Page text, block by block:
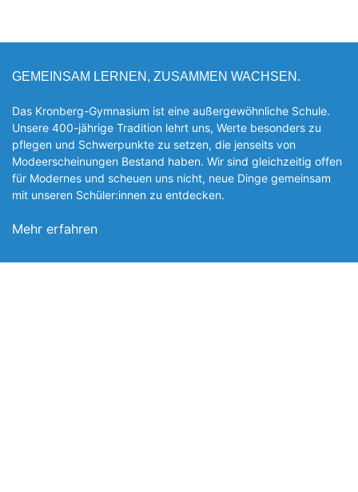
GEMEINSAM LERNEN, ZUSAMMEN WACHSEN.
Das Kronberg-Gymnasium ist eine außergewöhnliche Schule.
Unsere 400-jährige Tradition lehrt uns, Werte besonders zu
pflegen und Schwerpunkte zu setzen, die jen­seits von
Modeerscheinungen Be­stand haben. Wir sind gleichzeitig offen
für Modernes und scheuen uns nicht, neue Dinge gemeinsam
mit unseren Schüler:innen zu entde­cken.
Mehr erfahren